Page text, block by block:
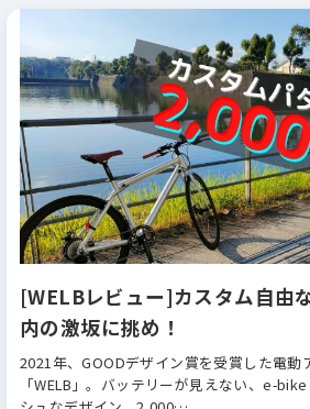
[WELBレビュー]カスタム自由
内の激坂に挑め！
2021年、GOODデザイン賞を受賞した電動
「WELB」。バッテリーが見えない、e-